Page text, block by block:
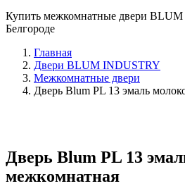
Купить межкомнатные двери BLUM
Белгороде
Главная
Двери BLUM INDUSTRY
Межкомнатные двери
Дверь Blum PL 13 эмаль
Дверь Blum PL 13
межкомнатная